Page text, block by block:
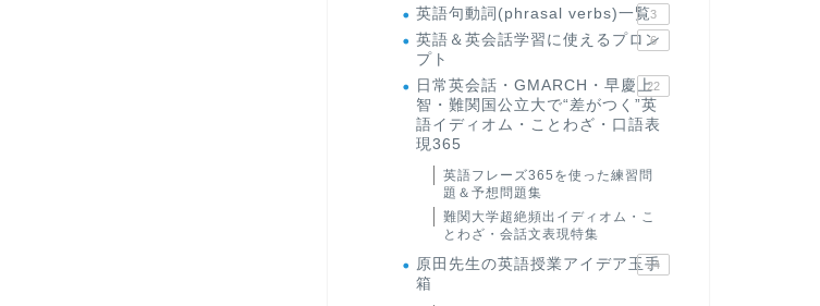
英語句動詞(phrasal verbs)一覧3
英語＆英会話学習に使えるプロン
プト
6
日常英会話・GMARCH・早慶上
智・難関国公立大で“差がつく”英
語イディオム・ことわざ・口語表
現365
22
英語フレーズ365を使った練習問
題＆予想問題集
難関大学超絶頻出イディオム・こ
とわざ・会話文表現特集
原田先生の英語授業アイデア玉手
箱
24